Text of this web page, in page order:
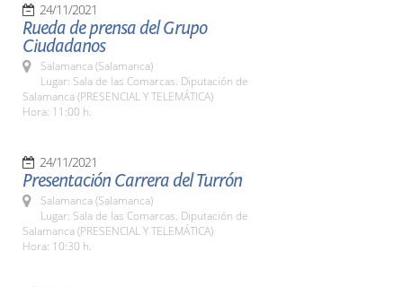
24/11/2021
Rueda de prensa del Grupo
Ciudadanos
Salamanca (Salamanca)
Lugar: Sala de las Comarcas. Diputación de
Salamanca (PRESENCIAL Y TELEMÁTICA)
Hora: 11:00 h.
24/11/2021
Presentación Carrera del Turrón
Salamanca (Salamanca)
Lugar: Sala de las Comarcas. Diputación de
Salamanca (PRESENCIAL Y TELEMÁTICA)
Hora: 10:30 h.